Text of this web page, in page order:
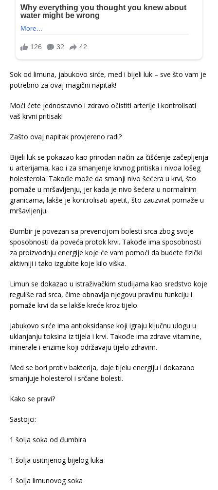
Sok od limuna, jabukovo sirće, med i bijeli luk – sve što vam je
potrebno za ovaj magični napitak!
Moći ćete jednostavno i zdravo očistiti arterije i kontrolisati
vaš krvni pritisak!
Zašto ovaj napitak provjereno radi?
Bijeli luk se pokazao kao prirodan način za čišćenje začepljenja
u arterijama, kao i za smanjenje krvnog pritiska i nivoa lošeg
holesterola. Takođe može da smanji nivo šećera u krvi, što
pomaže u mršavljenju, jer kada je nivo šećera u normalnim
granicama, lakše je kontrolisati apetit, što zauzvrat pomaže u
mršavljenju.
Đumbir je povezan sa prevencijom bolesti srca zbog svoje
sposobnosti da poveća protok krvi. Takođe ima sposobnosti
za proizvodnju energije koje će vam pomoći da budete fizički
aktivniji i tako izgubite koje kilo viška.
Limun se dokazao u istraživačkim studijama kao sredstvo koje
reguliše rad srca, čime obnavlja njegovu pravilnu funkciju i
pomaže krvi da se lakše kreće kroz tijelo.
Jabukovo sirće ima antioksidanse koji igraju ključnu ulogu u
uklanjanju toksina iz tijela i krvi. Takođe ima zdrave vitamine,
minerale i enzime koji održavaju tijelo zdravim.
Med se bori protiv bakterija, daje tijelu energiju i dokazano
smanjuje holesterol i srčane bolesti.
Kako se pravi?
Sastojci:
1 šolja soka od đumbira
1 šolja usitnjenog bijelog luka
1 šolja limunovog soka